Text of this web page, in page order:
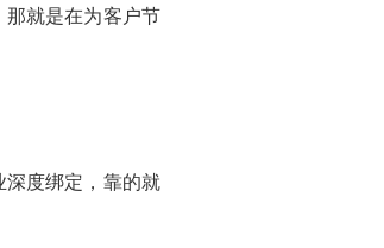
就是在为客户节
度绑定，靠的就